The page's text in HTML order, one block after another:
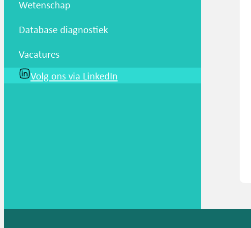
Wetenschap
Database diagnostiek
Vacatures
Volg ons via LinkedIn